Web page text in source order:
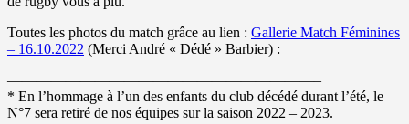
Toutes les photos du match grâce au lien : Gallerie Match Féminines
– 16.10.2022 (Merci André « Dédé » Barbier) :
—————————————————————–
* En l’hommage à l’un des enfants du club décédé durant l’été, le
N°7 sera retiré de nos équipes sur la saison 2022 – 2023.